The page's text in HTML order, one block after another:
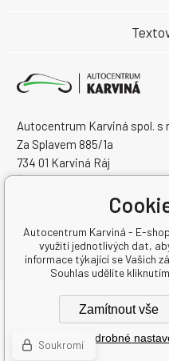
Autocentrum Karviná spol. s
Za Splavem 885/1a
734 01 Karviná Ráj
Česká Republika
Copyright © 2026
Všechna
WWW stránkydodal
Autocentrum Karviná - E-
využití jednotlivých dat,
informace týkající se Vašich
Souhlas udělíte
Zamítnout vše
Podrobné
Soukromí